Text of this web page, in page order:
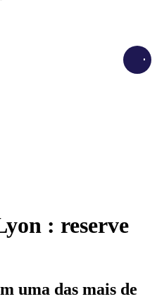
: reserve
uma das mais de